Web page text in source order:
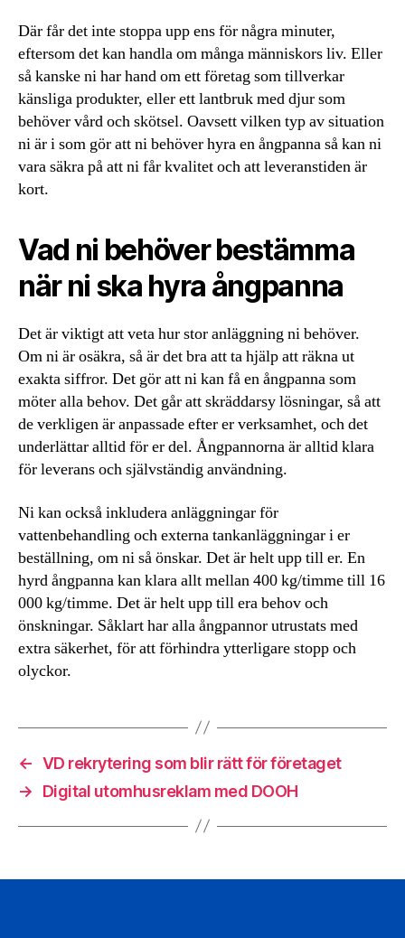
Där får det inte stoppa upp ens för några minuter,
eftersom det kan handla om många människors liv. Eller
så kanske ni har hand om ett företag som tillverkar
känsliga produkter, eller ett lantbruk med djur som
behöver vård och skötsel. Oavsett vilken typ av situation
ni är i som gör att ni behöver hyra en ångpanna så kan ni
vara säkra på att ni får kvalitet och att leveranstiden är
kort.
Vad ni behöver bestämma
när ni ska hyra ångpanna
Det är viktigt att veta hur stor anläggning ni behöver.
Om ni är osäkra, så är det bra att ta hjälp att räkna ut
exakta siffror. Det gör att ni kan få en ångpanna som
möter alla behov. Det går att skräddarsy lösningar, så att
de verkligen är anpassade efter er verksamhet, och det
underlättar alltid för er del. Ångpannorna är alltid klara
för leverans och självständig användning.
Ni kan också inkludera anläggningar för
vattenbehandling och externa tankanläggningar i er
beställning, om ni så önskar. Det är helt upp till er. En
hyrd ångpanna kan klara allt mellan 400 kg/timme till 16
000 kg/timme. Det är helt upp till era behov och
önskningar. Såklart har alla ångpannor utrustats med
extra säkerhet, för att förhindra ytterligare stopp och
olyckor.
← VD rekrytering som blir rätt för företaget
→
Digital utomhusreklam med DOOH